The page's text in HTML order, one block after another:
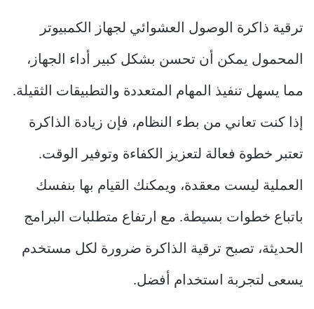
ترقية ذاكرة الوصول العشوائي لجهاز الكمبيوتر
المحمول يمكن أن تحسن بشكل كبير أداء الجهاز،
مما يسهل تنفيذ المهام المتعددة والتطبيقات الثقيلة.
إذا كنت تعاني من بطء النظام، فإن زيادة الذاكرة
تعتبر خطوة فعالة لتعزيز الكفاءة وتوفير الوقت.
العملية ليست معقدة، ويمكنك القيام بها بنفسك
باتباع خطوات بسيطة. مع ارتفاع متطلبات البرامج
الحديثة، تصبح ترقية الذاكرة ضرورة لكل مستخدم
يسعى لتجربة استخدام أفضل.